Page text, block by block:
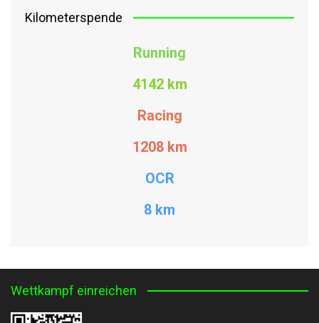
Kilometerspende
Running
4142 km
Racing
1208 km
OCR
8 km
Wettkampf einreichen